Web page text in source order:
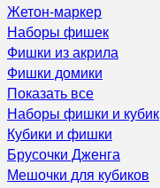
Жетон-маркер
Наборы фишек
Фишки из акрила
Фишки домики
Показать все
Наборы фишки и кубик
Кубики и фишки
Брусочки Дженга
Мешочки для кубиков